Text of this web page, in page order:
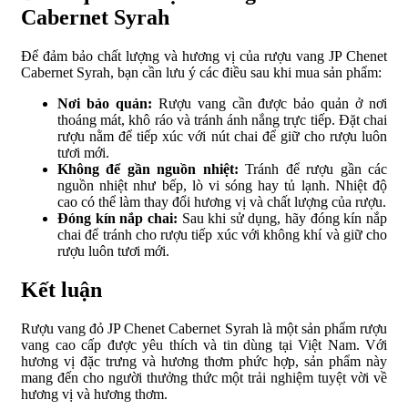
Cabernet Syrah
Để đảm bảo chất lượng và hương vị của rượu vang JP Chenet
Cabernet Syrah, bạn cần lưu ý các điều sau khi mua sản phẩm:
Nơi bảo quản: Rượu vang cần được bảo quản ở nơi
thoáng mát, khô ráo và tránh ánh nắng trực tiếp. Đặt chai
rượu nằm để tiếp xúc với nút chai để giữ cho rượu luôn
tươi mới.
Không để gần nguồn nhiệt: Tránh để rượu gần các
nguồn nhiệt như bếp, lò vi sóng hay tủ lạnh. Nhiệt độ
cao có thể làm thay đổi hương vị và chất lượng của rượu.
Đóng kín nắp chai: Sau khi sử dụng, hãy đóng kín nắp
chai để tránh cho rượu tiếp xúc với không khí và giữ cho
rượu luôn tươi mới.
Kết luận
Rượu vang đỏ JP Chenet Cabernet Syrah là một sản phẩm rượu
vang cao cấp được yêu thích và tin dùng tại Việt Nam. Với
hương vị đặc trưng và hương thơm phức hợp, sản phẩm này
mang đến cho người thưởng thức một trải nghiệm tuyệt vời về
hương vị và hương thơm.